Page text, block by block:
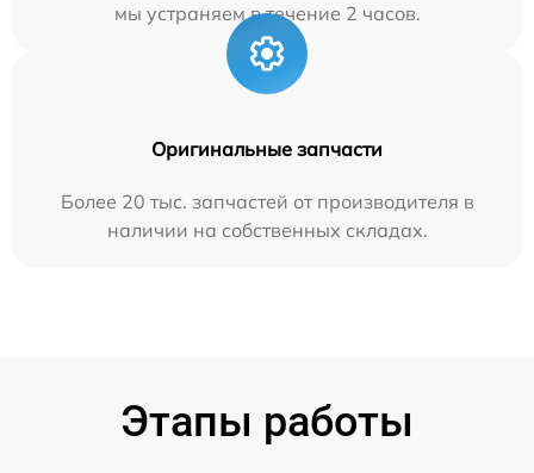
мы устраняем в течение 2 часов.
Оригинальные запчасти
Более 20 тыс. запчастей от производителя в
наличии на собственных складах.
Этапы работы